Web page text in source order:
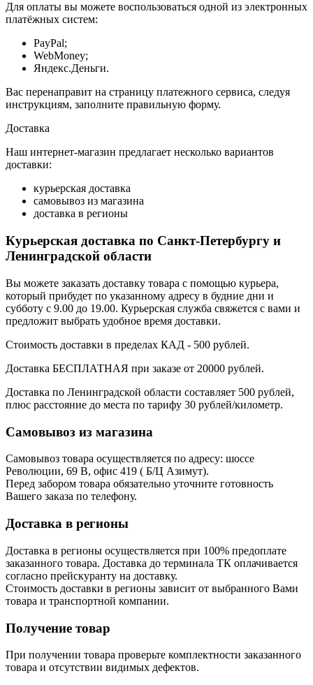
Для оплаты вы можете воспользоваться одной из электронных
платёжных систем:
PayPal;
WebMoney;
Яндекс.Деньги.
Вас перенаправит на страницу платежного сервиса, следуя
инструкциям, заполните правильную форму.
Доставка
Наш интернет-магазин предлагает несколько вариантов
доставки:
курьерская доставка
самовывоз из магазина
доставка в регионы
Курьерская доставка по Санкт-Петербургу и
Ленинградской области
Вы можете заказать доставку товара с помощью курьера,
который прибудет по указанному адресу в будние дни и
субботу с 9.00 до 19.00. Курьерская служба свяжется с вами и
предложит выбрать удобное время доставки.
Стоимость доставки в пределах КАД - 500 рублей.
Доставка БЕСПЛАТНАЯ при заказе от 20000 рублей.
Доставка по Ленинградской области составляет 500 рублей,
плюс расстояние до места по тарифу 30 рублей/километр.
Самовывоз из магазина
Самовывоз товара осуществляется по адресу: шоссе
Революции, 69 В, офис 419 ( Б/Ц Азимут).
Перед забором товара обязательно уточните готовность
Вашего заказа по телефону.
Доставка в регионы
Доставка в регионы осуществляется при 100% предоплате
заказанного товара. Доставка до терминала ТК оплачивается
согласно прейскуранту на доставку.
Стоимость доставки в регионы зависит от выбранного Вами
товара и транспортной компании.
Получение товар
При получении товара проверьте комплектности заказанного
товара и отсутствии видимых дефектов.